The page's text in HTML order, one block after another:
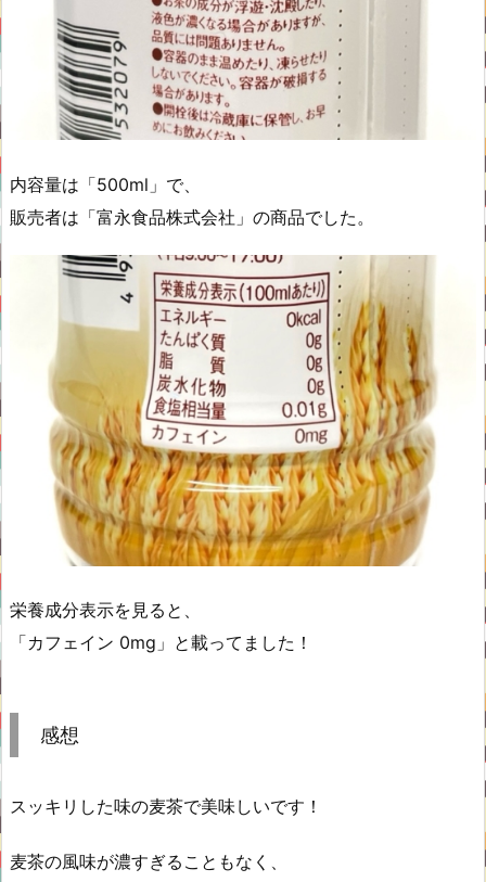
内容量は「500ml」で、
販売者は「富永食品株式会社」の商品でした。
栄養成分表示を見ると、
「カフェイン 0mg」と載ってました！
感想
スッキリした味の麦茶で美味しいです！
麦茶の風味が濃すぎることもなく、